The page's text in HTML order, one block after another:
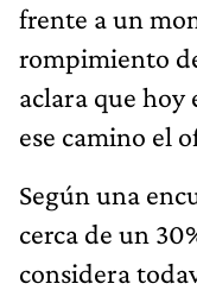
frente a un
rompimiento
aclara que hoy
ese camino el
Según una
cerca de un
considera